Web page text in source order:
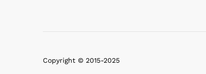
Copyright © 2015-2025